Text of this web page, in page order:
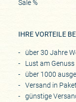
Sale %
IHRE VORTEILE
über 30 Jahre
Lust am Genuss
über 1000
Versand in
günstige